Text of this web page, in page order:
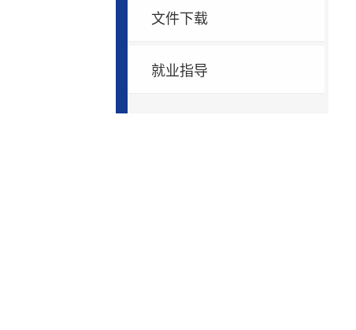
文件下载
就业指导